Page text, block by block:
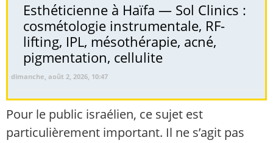
Esthéticienne à Haïfa — Sol Clinics :
cosmétologie instrumentale, RF-
lifting, IPL, mésothérapie, acné,
pigmentation, cellulite
dimanche, août 2, 2026, 10:47
Pour le public israélien, ce sujet est
particulièrement important. Il ne s’agit pas